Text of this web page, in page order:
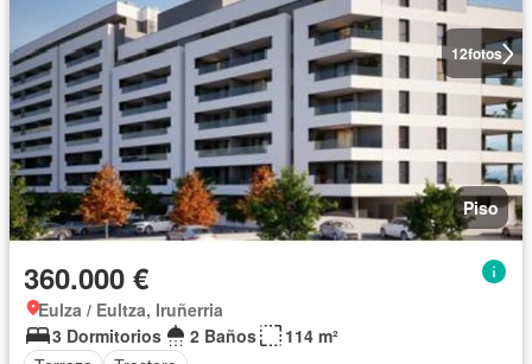
12fotos
Piso
360.000 €
Eulza / Eultza, Iruñerria
3 Dormitorios
2 Baños
114 m²